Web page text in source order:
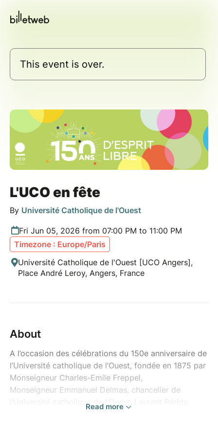
This event is over.
L'UCO en fête
By Université Catholique de l'Ouest
Fri Jun 05, 2026 from 07:00 PM to 11:00 PM
Timezone : Europe/Paris
Université Catholique de l'Ouest [UCO Angers],
Place André Leroy, Angers, France
About
A l’occasion des célébrations du 150e anniversaire de
l’Université catholique de l’Ouest, fondée en 1875 par
Monseigneur Charles-Emile Freppel,
Monseigneur Emmanuel Delmas, chancelier de
l’Université catholique de l’Ouest, Laurent Péridy,
Read more